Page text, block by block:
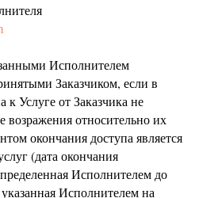
Исполнителем
Заказчиком, если в
к Услуге от Заказчика не
возражения относительно их
окончания доступа является
(дата окончания
Исполнителем до
Исполнителем на